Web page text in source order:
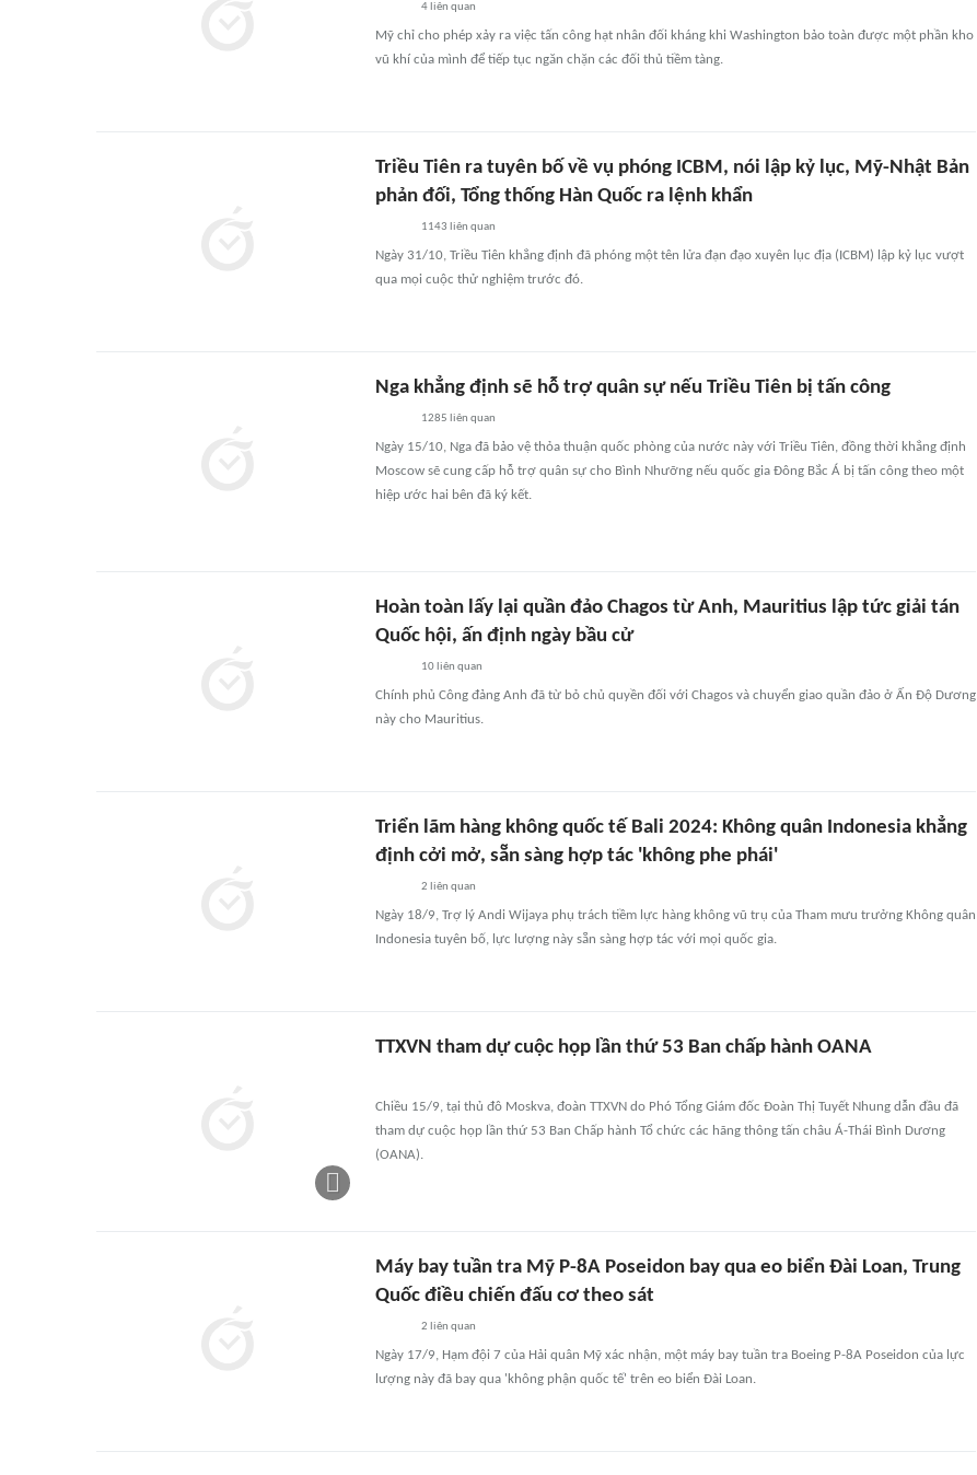
4 liên quan
Mỹ chỉ cho phép xảy ra việc tấn công hạt nhân đối kháng khi Washington bảo toàn được một phần kho
vũ khí của mình để tiếp tục ngăn chặn các đối thủ tiềm tàng.
Triều Tiên ra tuyên bố về vụ phóng ICBM, nói lập kỷ lục, Mỹ-Nhật Bản
phản đối, Tổng thống Hàn Quốc ra lệnh khẩn
1143 liên quan
Ngày 31/10, Triều Tiên khẳng định đã phóng một tên lửa đạn đạo xuyên lục địa (ICBM) lập kỷ lục vượt
qua mọi cuộc thử nghiệm trước đó.
Nga khẳng định sẽ hỗ trợ quân sự nếu Triều Tiên bị tấn công
1285 liên quan
Ngày 15/10, Nga đã bảo vệ thỏa thuận quốc phòng của nước này với Triều Tiên, đồng thời khẳng định
Moscow sẽ cung cấp hỗ trợ quân sự cho Bình Nhưỡng nếu quốc gia Đông Bắc Á bị tấn công theo một
hiệp ước hai bên đã ký kết.
Hoàn toàn lấy lại quần đảo Chagos từ Anh, Mauritius lập tức giải tán
Quốc hội, ấn định ngày bầu cử
10 liên quan
Chính phủ Công đảng Anh đã từ bỏ chủ quyền đối với Chagos và chuyển giao quần đảo ở Ấn Độ Dương
này cho Mauritius.
Triển lãm hàng không quốc tế Bali 2024: Không quân Indonesia khẳng
định cởi mở, sẵn sàng hợp tác 'không phe phái'
2 liên quan
Ngày 18/9, Trợ lý Andi Wijaya phụ trách tiềm lực hàng không vũ trụ của Tham mưu trưởng Không quân
Indonesia tuyên bố, lực lượng này sẵn sàng hợp tác với mọi quốc gia.
TTXVN tham dự cuộc họp lần thứ 53 Ban chấp hành OANA
Chiều 15/9, tại thủ đô Moskva, đoàn TTXVN do Phó Tổng Giám đốc Đoàn Thị Tuyết Nhung dẫn đầu đã
tham dự cuộc họp lần thứ 53 Ban Chấp hành Tổ chức các hãng thông tấn châu Á-Thái Bình Dương
(OANA).
Máy bay tuần tra Mỹ P-8A Poseidon bay qua eo biển Đài Loan, Trung
Quốc điều chiến đấu cơ theo sát
2 liên quan
Ngày 17/9, Hạm đội 7 của Hải quân Mỹ xác nhận, một máy bay tuần tra Boeing P-8A Poseidon của lực
lượng này đã bay qua 'không phận quốc tế' trên eo biển Đài Loan.